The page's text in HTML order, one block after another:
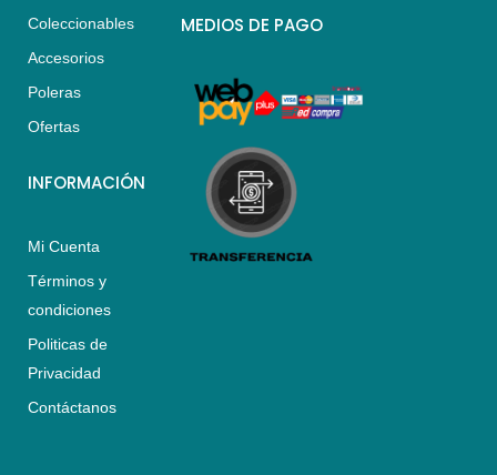
Coleccionables
Accesorios
Poleras
Ofertas
INFORMACIÓN
Mi Cuenta
Términos y
condiciones
Politicas de
Privacidad
Contáctanos
s
p
a
a
m
b
k
MEDIOS DE PAGO